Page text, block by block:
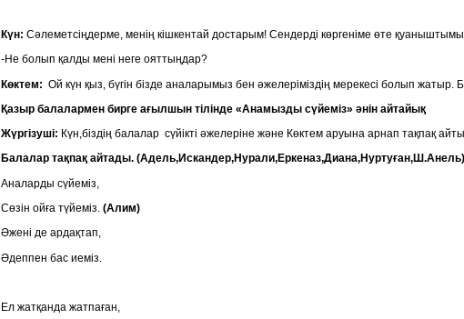
Күн: Сәлеметсіңдерме, менің кішкентай достарым! Сендерді көргеніме өте
-Не болып қалды мені неге ояттыңдар?
Көктем: Ой күн қыз, бүгін бізде аналарымыз бен әжелеріміздің мерекесі болып жатыр.
Қазыр балалармен бирге ағылшын тілінде «Анамызды сүйеміз» әнін айтайық
Жүргізуші: Күн,біздің балалар сүйікті әжелеріне және Көктем аруына арнап тақпақ
Балалар тақпақ айтады. (Адель,Искандер,Нурали,Еркеназ,Диана,Нуртуған,Ш.Анель)
Аналарды сүйеміз,
Сөзін ойға түйеміз. (Алим)
Әжені де ардақтап,
Әдеппен бас иеміз.
Ел жатқанда жатпаған,